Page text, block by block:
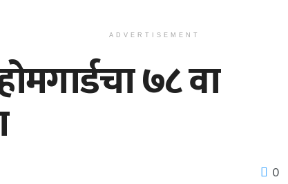
ADVERTISEMENT
७८ वा
0